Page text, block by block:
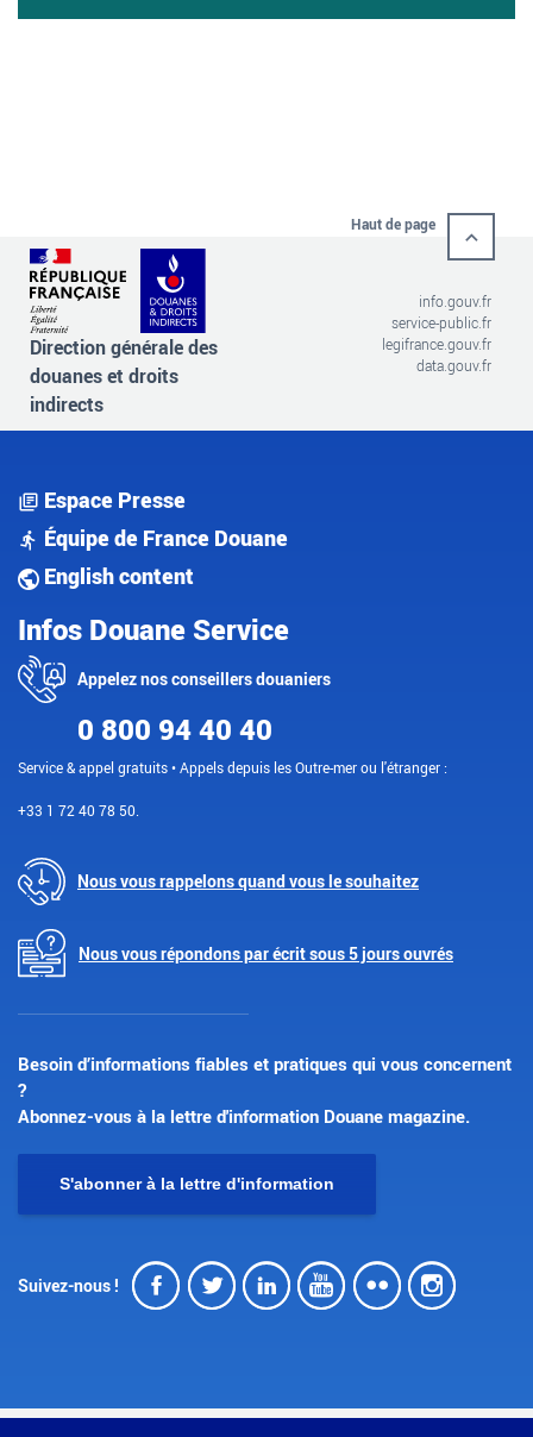
Haut de page
Direction générale des
douanes et droits
indirects
info.gouv.fr
service-public.fr
legifrance.gouv.fr
data.gouv.fr
Espace Presse
Équipe de France Douane
English content
Infos Douane Service
Appelez nos conseillers douaniers
0 800 94 40 40
Service & appel gratuits • Appels depuis les Outre-mer ou l'étranger :
+33 1 72 40 78 50.
Nous vous rappelons quand vous le souhaitez
Nous vous répondons par écrit sous 5 jours ouvrés
Besoin d’informations fiables et pratiques qui vous concernent
?
Abonnez-vous à la lettre d'information Douane magazine.
S'abonner à la lettre d'information
Suivez-nous ! Facebook
Twitter
LinkedIn
Youtube
Flickr